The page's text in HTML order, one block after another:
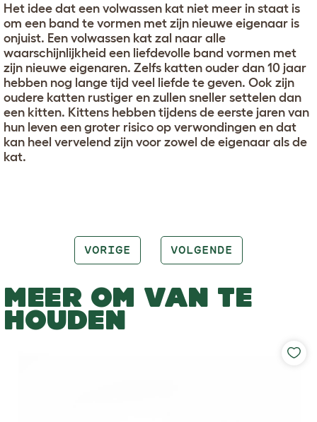
Het idee dat een volwassen kat niet meer in staat is
om een band te vormen met zijn nieuwe eigenaar is
onjuist. Een volwassen kat zal naar alle
waarschijnlijkheid een liefdevolle band vormen met
zijn nieuwe eigenaren. Zelfs katten ouder dan 10 jaar
hebben nog lange tijd veel liefde te geven. Ook zijn
oudere katten rustiger en zullen sneller settelen dan
een kitten. Kittens hebben tijdens de eerste jaren van
hun leven een groter risico op verwondingen en dat
kan heel vervelend zijn voor zowel de eigenaar als de
kat.
VORIGE VOLGENDE
MEER OM VAN TE
HOUDEN